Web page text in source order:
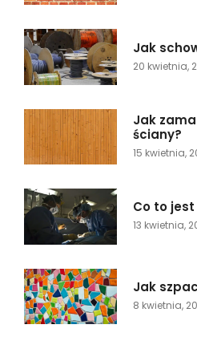
Jak
20 kwietnia,
Jak
ściany?
15 kwietnia,
Co to
13 kwietnia,
Jak
8 kwietnia,